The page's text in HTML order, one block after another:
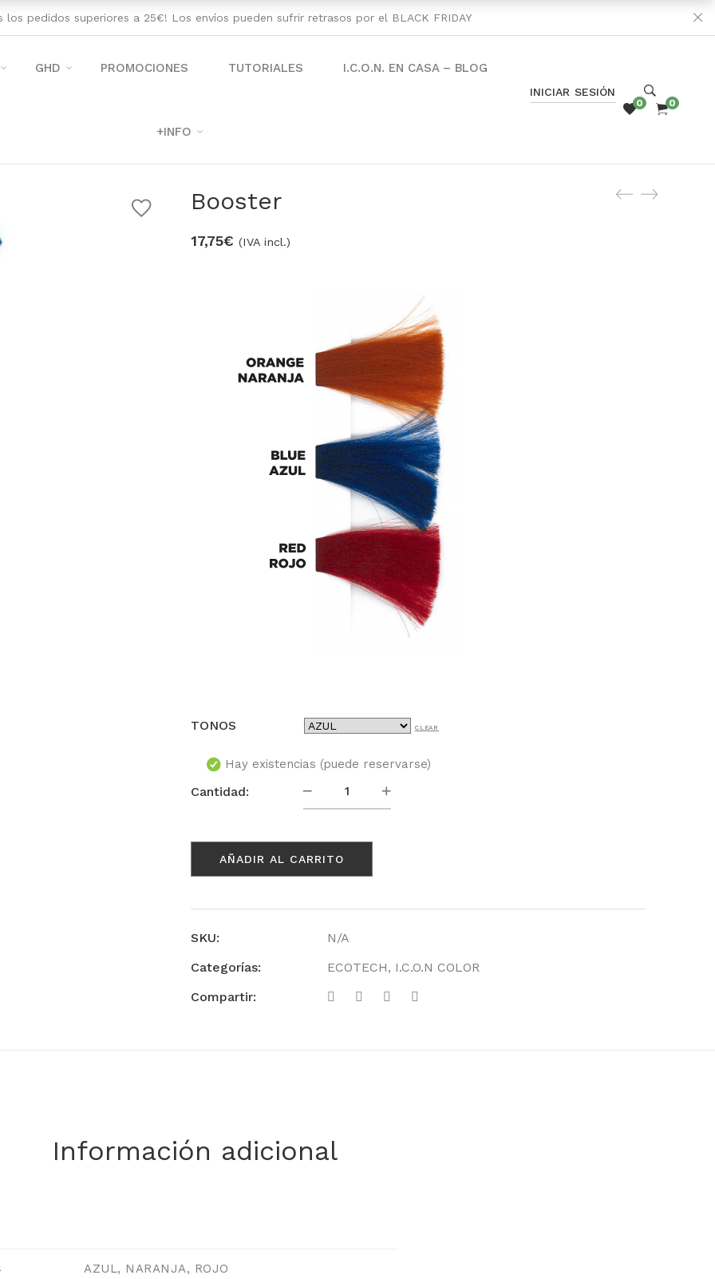
los pedidos superiores a 25€! Los envíos pueden sufrir retrasos por el BLACK FRIDAY
GHD PROMOCIONES TUTORIALES I.C.O.N. EN CASA – BLOG
+INFO
INICIAR SESIÓN
0 0
Booster
17,75€ (IVA incl.)
TONOS CLEAR
Hay existencias (puede reservarse)
Cantidad:
Booster
cantidad
AÑADIR AL CARRITO
SKU:
N/A
Categorías:
ECOTECH, I.C.O.N COLOR
Compartir:
Información adicional
AZUL, NARANJA, ROJO